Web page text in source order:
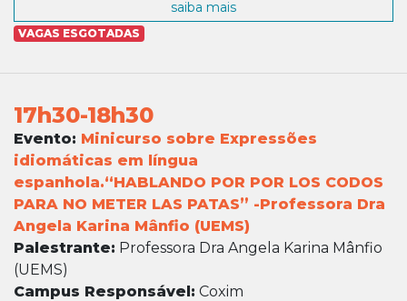
saiba mais
VAGAS ESGOTADAS
17h30-18h30
Evento: Minicurso sobre Expressões
idiomáticas em língua
espanhola.“HABLANDO POR POR LOS CODOS
PARA NO METER LAS PATAS” -Professora Dra
Angela Karina Mânfio (UEMS)
Palestrante: Professora Dra Angela Karina Mânfio
(UEMS)
Campus Responsável: Coxim